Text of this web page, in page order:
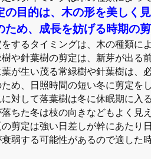
の目的は、木の形を美しく
ため、成長を妨げる時期の
するタイミングは、木の種類に
や針葉樹の剪定は、新芽が出る
が生い茂る常緑樹や針葉樹は、
め、日照時間の短い冬に剪定を
対して落葉樹は冬に休眠期に入
ちた冬は枝の向きなどもよく見
剪定は強い日差しが幹にあたり
弱する可能性があるので適した